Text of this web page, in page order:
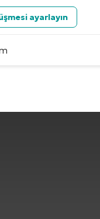
ayarlayın